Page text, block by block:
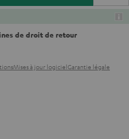
de droit de retour
Mises à jour logicielGarantie légale